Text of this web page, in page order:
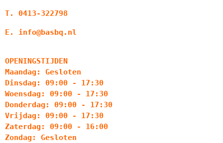
T. 0413-322798
E. info@basbq.nl
OPENINGSTIJDEN
Maandag: Gesloten
Dinsdag: 09:00 - 17:30
Woensdag: 09:00 - 17:30
Donderdag: 09:00 - 17:30
Vrijdag: 09:00 - 17:30
Zaterdag: 09:00 - 16:00
Zondag: Gesloten